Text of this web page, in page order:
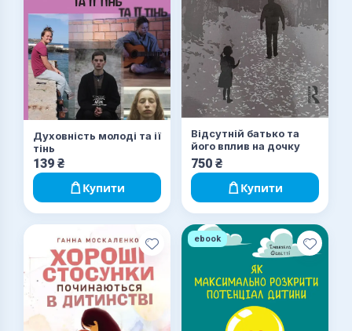
Духовність молоді та ії
тінь
139 ₴
Купити
Відсутній батько та
його вплив на дочку
750 ₴
Купити
ebook